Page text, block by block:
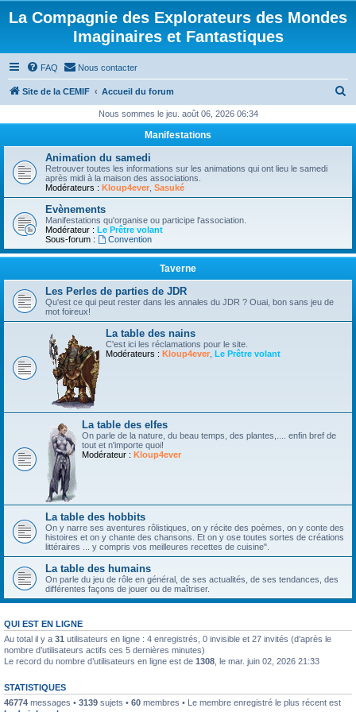
La Compagnie des Explorateurs des Mondes
Imaginaires et Fantastiques
FAQ Nous contacter
Site de la CEMIF Accueil du forum
h
Nous sommes le jeu. août 06, 2026 06:34
Manifestations
Animation du samedi
Retrouver toutes les informations sur les animations qui ont lieu le samedi
après midi à la maison des associations.
Modérateurs : Kloup4ever Sasuké
Evènements
Manifestations qu'organise ou participe l'association.
Modérateur : Le Prêtre volant
Sous-forum :
Convention
Taverne
Les Perles de parties de JDR
Qu'est ce qui peut rester dans les annales du JDR ? Ouai, bon sans jeu de
mot foireux!
La table des nains
C'est ici les réclamations pour le site.
Modérateurs : Kloup4ever Le Prêtre volant
La table des elfes
On parle de la nature, du beau temps, des plantes,.... enfin bref de
tout et n'importe quoi!
Modérateur : Kloup4ever
La table des hobbits
On y narre ses aventures rôlistiques, on y récite des poèmes, on y conte des
histoires et on y chante des chansons. Et on y ose toutes sortes de créations
littéraires ... y compris vos meilleures recettes de cuisine".
La table des humains
On parle du jeu de rôle en général, de ses actualités, de ses tendances, des
différentes façons de jouer ou de maîtriser.
QUI EST EN LIGNE
Au total il y a 31 utilisateurs en ligne : 4 enregistrés, 0 invisible et 27 invités (d’après le
nombre d’utilisateurs actifs ces 5 dernières minutes)
Le record du nombre d’utilisateurs en ligne est de 1308 , le mar. juin 02, 2026 21:33
STATISTIQUES
46774 messages • 3139 sujets • 60 membres • Le membre enregistré le plus récent est